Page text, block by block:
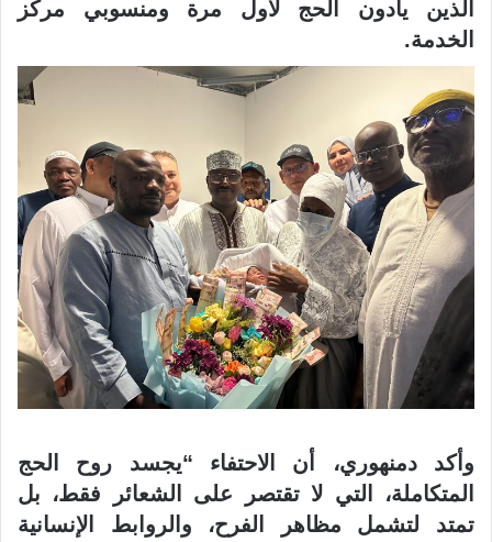
الذين يأدون الحج لأول مرة ومنسوبي مركز
الخدمة.
وأكد دمنهوري، أن الاحتفاء “يجسد روح الحج
المتكاملة، التي لا تقتصر على الشعائر فقط، بل
تمتد لتشمل مظاهر الفرح، والروابط الإنسانية